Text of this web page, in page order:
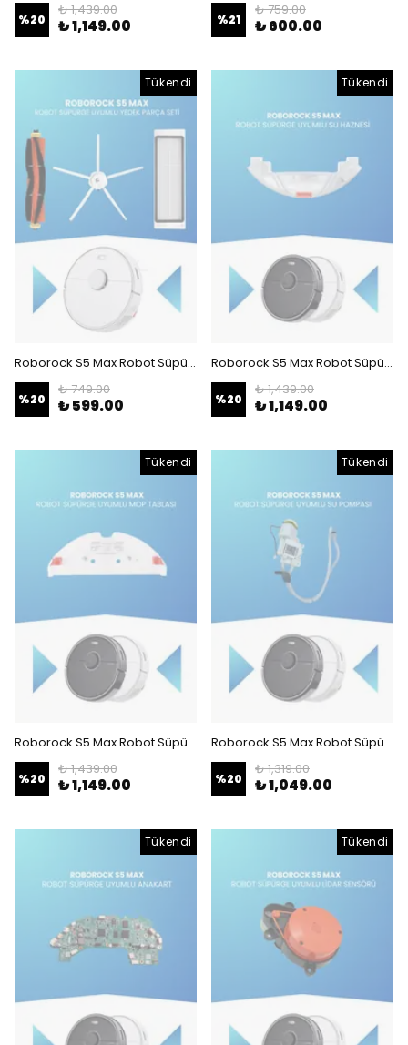
%20
₺ 1,439.00
₺ 1,149.00 %21
₺ 759.00
₺ 600.00
Tükendi
Roborock S5 Max Robot Süpürge Uyumlu Yedek Parça Seti
%20
₺ 749.00
₺ 599.00
Tükendi
Roborock S5 Max Robot Süpürge Uyumlu Su Haznesi (TEŞHİR ÜRÜNÜ)
%20
₺ 1,439.00
₺ 1,149.00
Tükendi
Roborock S5 Max Robot Süpürge Uyumlu Mop Tablası (TEŞHİR ÜRÜNÜ)
%20
₺ 1,439.00
₺ 1,149.00
Tükendi
Roborock S5 Max Robot Süpürge Uyumlu Su Pompası
%20
₺ 1,319.00
₺ 1,049.00
Tükendi Tükendi